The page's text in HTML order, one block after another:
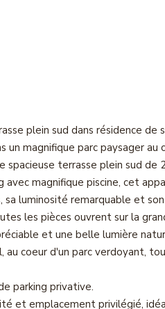
plein sud dans résidence de
magnifique parc paysager au
terrasse plein sud de
avec magnifique piscine, cet
luminosité remarquable et
les pièces ouvrent sur la
et une belle lumière
coeur d'un parc verdoyant,
parking privative.
et emplacement privilégié,